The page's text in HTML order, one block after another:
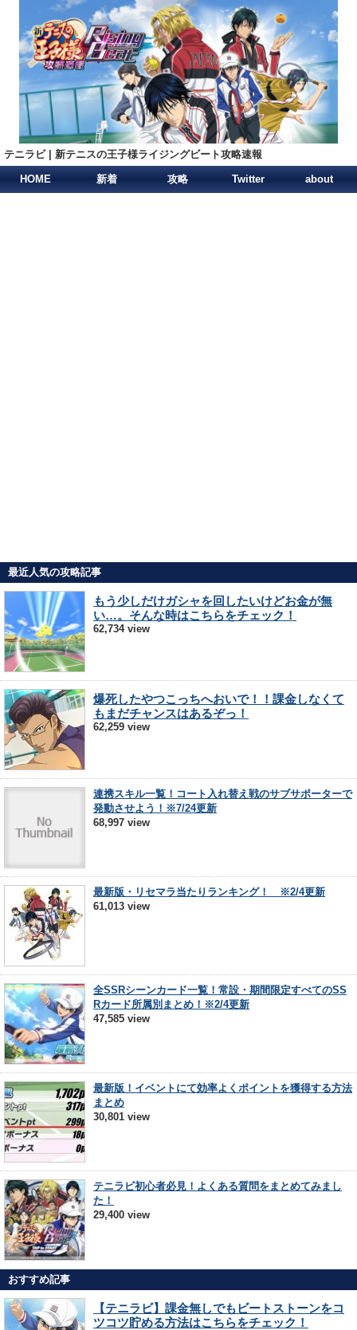
テニラビ | 新テニスの王子様ライジングビート攻略速報
HOME 新着 攻略 Twitter about
最近人気の攻略記事
もう少しだけガシャを回したいけどお金が無
い…。そんな時はこちらをチェック！
62,734 view
爆死したやつこっちへおいで！！課金しなくて
もまだチャンスはあるぞっ！
62,259 view
連携スキル一覧！コート入れ替え戦のサブサポーターで
発動させよう！※7/24更新
68,997 view
最新版・リセマラ当たりランキング！ ※2/4更新
61,013 view
全SSRシーンカード一覧！常設・期間限定すべてのSS
Rカード所属別まとめ！※2/4更新
47,585 view
最新版！イベントにて効率よくポイントを獲得する方法
まとめ
30,801 view
テニラビ初心者必見！よくある質問をまとめてみまし
た！
29,400 view
おすすめ記事
【テニラビ】課金無しでもビートストーンをコ
ツコツ貯める方法はこちらをチェック！